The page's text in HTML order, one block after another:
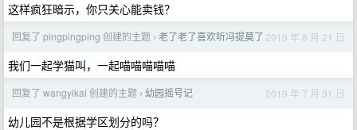
这样疯狂暗示，你只关心能卖钱？
回复了 pingpingping 创建的主题 › 老了老了喜欢听冯提莫了 2019 年 8 月 21 日
我们一起学猫叫，一起喵喵喵喵喵
回复了 wangyikai 创建的主题 › 幼园摇号记 2019 年 7 月 31 日
幼儿园不是根据学区划分的吗？